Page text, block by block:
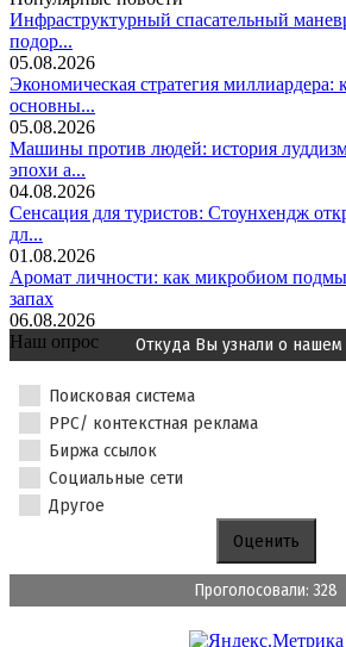
Инфраструктурный спасательный
подор...
05.08.2026
Экономическая стратегия миллиардера:
основны...
05.08.2026
Машины против людей: история
эпохи а...
04.08.2026
Сенсация для туристов: Стоунхендж
дл...
01.08.2026
Аромат личности: как микробиом
запах
06.08.2026
Наш опрос
Откуда Вы узнали о нашем
Поисковая система
PPC/ контекстная реклама
Биржа ссылок
Социальные сети
Другое
Проголосовали: 328